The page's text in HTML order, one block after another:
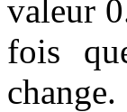
valeur
fois
change.